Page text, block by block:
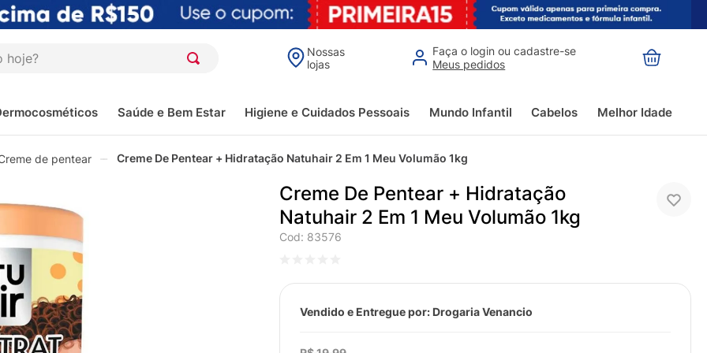
Nossas
lojas
Faça o login ou cadastre-se
Meus pedidos
Saúde e Bem Estar Higiene e Cuidados Pessoais Mundo Infantil Cabelos Melhor Idade
de pentear Creme De Pentear + Hidratação Natuhair 2 Em 1 Meu Volumão 1kg
Creme De Pentear + Hidratação
Natuhair 2 Em 1 Meu Volumão 1kg
Cod: 83576
Vendido e Entregue por: Drogaria Venancio